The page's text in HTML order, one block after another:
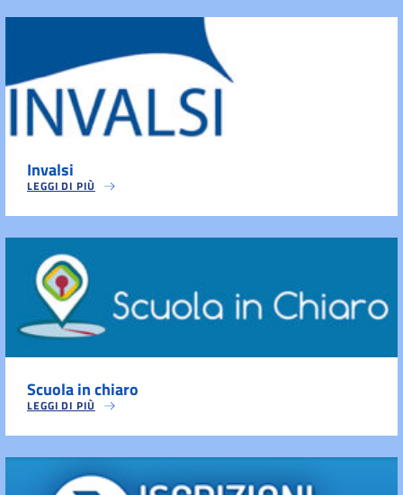
Invalsi
LEGGI DI PIÙ
Scuola in chiaro
LEGGI DI PIÙ